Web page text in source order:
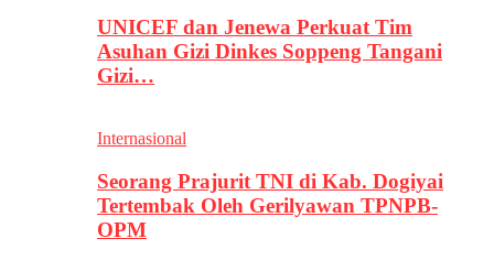
UNICEF dan Jenewa Perkuat Tim
Asuhan Gizi Dinkes Soppeng Tangani
Gizi…
Internasional
Seorang Prajurit TNI di Kab. Dogiyai
Tertembak Oleh Gerilyawan TPNPB-
OPM